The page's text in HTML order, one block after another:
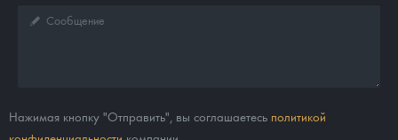
Нажимая кнопку "Отправить", вы соглашаетесь политикой